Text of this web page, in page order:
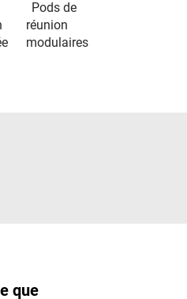
Pods de
réunion
modulaires
que